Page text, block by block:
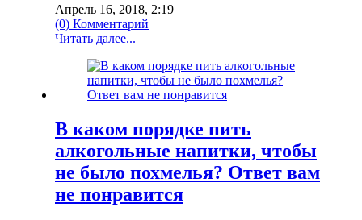
Апрель 16, 2018, 2:19
(0) Комментарий
Читать далее...
В каком порядке пить
алкогольные напитки, чтобы
не было похмелья? Ответ вам
не понравится